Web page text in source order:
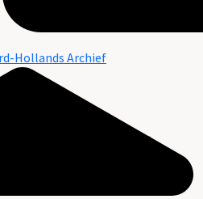
Hollands Archief